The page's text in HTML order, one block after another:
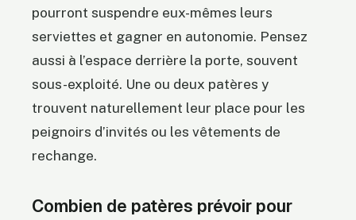
pourront suspendre eux-mêmes leurs
serviettes et gagner en autonomie. Pensez
aussi à l’espace derrière la porte, souvent
sous-exploité. Une ou deux patères y
trouvent naturellement leur place pour les
peignoirs d’invités ou les vêtements de
rechange.
Combien de patères prévoir pour